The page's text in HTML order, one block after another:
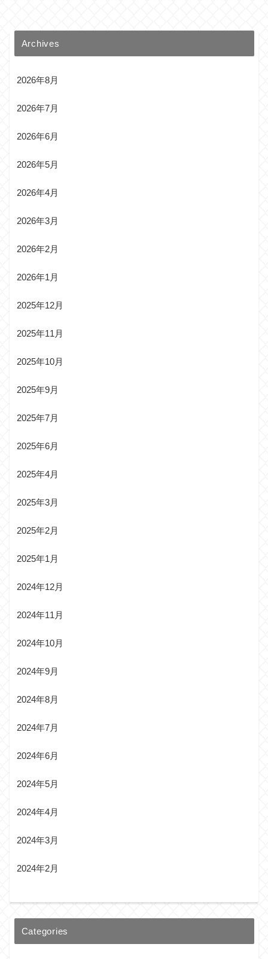
Archives
2026年8月
2026年7月
2026年6月
2026年5月
2026年4月
2026年3月
2026年2月
2026年1月
2025年12月
2025年11月
2025年10月
2025年9月
2025年7月
2025年6月
2025年4月
2025年3月
2025年2月
2025年1月
2024年12月
2024年11月
2024年10月
2024年9月
2024年8月
2024年7月
2024年6月
2024年5月
2024年4月
2024年3月
2024年2月
Categories